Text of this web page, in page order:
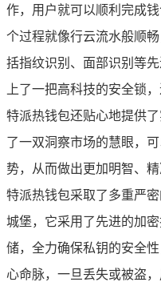
作，用户就可以顺利完成
个过程就像行云流水般顺
括指纹识别、面部识别等
上了一把高科技的安全锁
特派热钱包还贴心地提供
了一双洞察市场的慧眼，
势，从而做出更加明智、
特派热钱包采取了多重严
城堡，它采用了先进的加
储，全力确保私钥的安全
心命脉，一旦丢失或被盗